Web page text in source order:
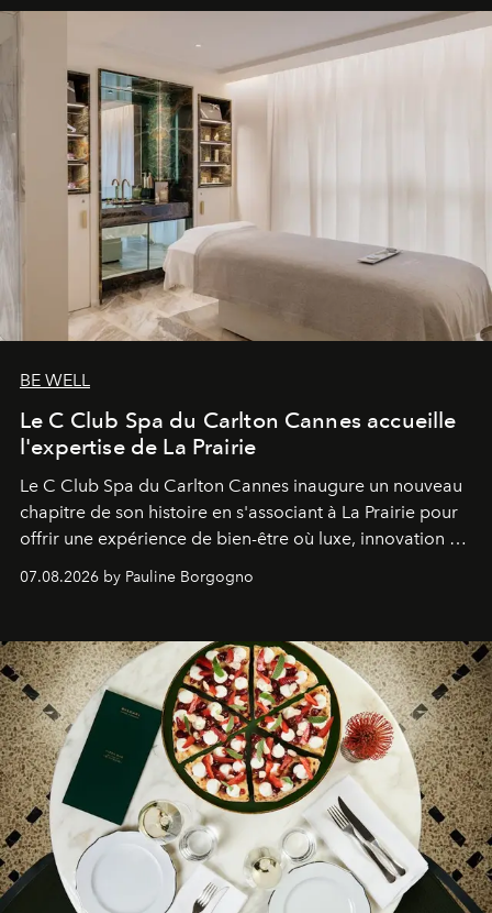
BE WELL
Le C Club Spa du Carlton Cannes accueille
l'expertise de La Prairie
Le C Club Spa du Carlton Cannes inaugure un nouveau
chapitre de son histoire en s'associant à La Prairie pour
offrir une expérience de bien-être où luxe, innovation et
07.08.2026 by Pauline Borgogno